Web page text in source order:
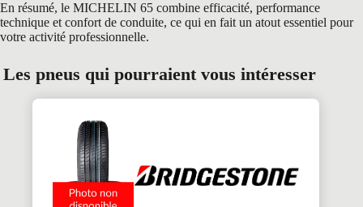
En résumé, le MICHELIN 65 combine efficacité, performance
technique et confort de conduite, ce qui en fait un atout essentiel pour
votre activité professionnelle.
Les pneus qui pourraient vous intéresser